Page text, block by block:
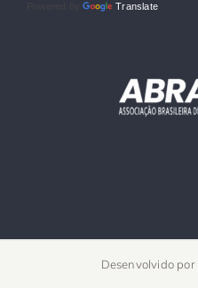
Powered by Translate
Desenvolvido por